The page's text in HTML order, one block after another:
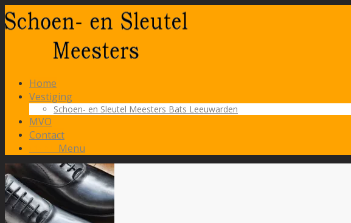
Home
Vestiging
Schoen- en Sleutel Meesters Bats Leeuwarden
MVO
Contact
Menu